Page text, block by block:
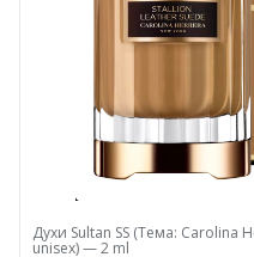
Духи Sultаn SS (Тема: Carolina
unisex) — 2 ml